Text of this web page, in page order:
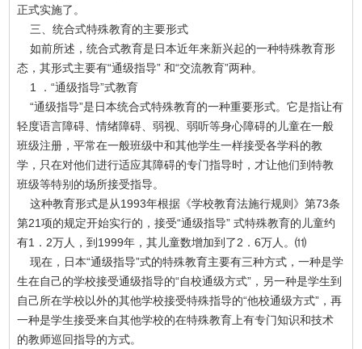
正式实施了。
三、统合式特殊教育的主要形式
如前所述，统合式教育是日本近年来新兴起的一种特殊教育形
态，其形式主要有“通级指导” 和“交流教育”两种。
1 ．“通级指导”式教育
“通级指导”是日本统合式特殊教育的一种重要形式。它是指让有
轻度语言障碍、情绪障碍、弱视、弱听等身心障碍的儿童在一般
班级注册，平常在一般班级中和其他学生一样接受各学科的教
学，只在对他们进行适应其障碍的专门指导时，才让他们到特教
班级等特别的场所接受指导。
这种教育形式是从1993年根据《学校教育法施行规则》第73条
第21项的规定开始实行的，接受“通级指导” 式特殊教育的儿童约
有1．2万人，到1999年，其儿童数增加到了2．6万人。⑾
现在，日本“通级指导”式的特殊教育主要有三种方式，一种是学
生在自己的学校接受通级指导的“自校通级方式”，另一种是学生到
自己所在学校以外的其他学校接受特殊指导的“他校通级方式”，再
一种是学生接受来自其他学校的在特殊教育上有专门知识和技术
的教师巡回指导的方式。